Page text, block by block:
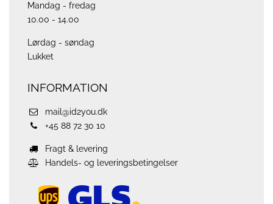
Mandag - fredag
10.00 - 14.00
Lørdag - søndag
Lukket
INFORMATION
mail@id2you.dk
+45 88 72 30 10
Fragt & levering
Handels- og leveringsbetingelser
ups